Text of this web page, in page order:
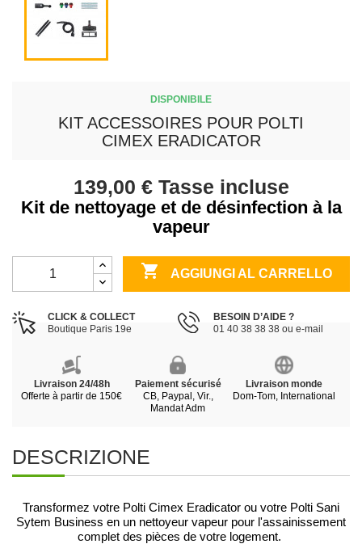
DISPONIBILE
KIT ACCESSOIRES POUR POLTI
CIMEX ERADICATOR
139,00 € Tasse incluse
Kit de nettoyage et de désinfection à la
vapeur
 AGGIUNGI AL CARRELLO
CLICK & COLLECT
Boutique Paris 19e
BESOIN D’AIDE ?
01 40 38 38 38 ou e-mail
Livraison 24/48h
Offerte à partir de 150€
Paiement sécurisé
CB, Paypal, Vir.,
Mandat Adm
Livraison monde
Dom-Tom, International
DESCRIZIONE
Transformez votre Polti Cimex Eradicator ou votre Polti Sani
Sytem Business en un nettoyeur vapeur pour l'assainissement
complet des pièces de votre logement.